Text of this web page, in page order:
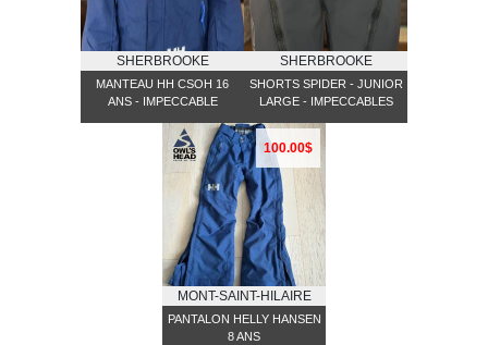
SHERBROOKE
MANTEAU HH CSOH 16
ANS - IMPECCABLE
SHERBROOKE
SHORTS SPIDER - JUNIOR
LARGE - IMPECCABLES
100.00$
MONT-SAINT-HILAIRE
PANTALON HELLY HANSEN
8 ANS